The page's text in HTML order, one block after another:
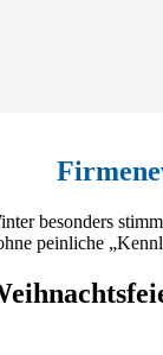
besonders
peinliche